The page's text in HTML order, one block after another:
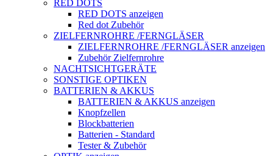
RED DOTS
RED DOTS anzeigen
Red dot Zubehör
ZIELFERNROHRE /FERNGLÄSER
ZIELFERNROHRE /FERNGLÄSER anzeigen
Zubehör Zielfernrohre
NACHTSICHTGERÄTE
SONSTIGE OPTIKEN
BATTERIEN & AKKUS
BATTERIEN & AKKUS anzeigen
Knopfzellen
Blockbatterien
Batterien - Standard
Tester & Zubehör